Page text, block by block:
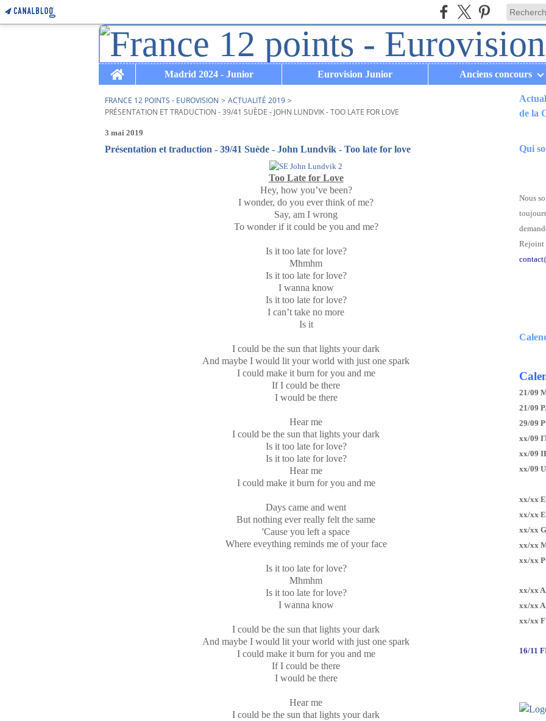
Home
Madrid 2024 - Junior Eurovision Junior Anciens concours
FRANCE 12 POINTS - EUROVISION > ACTUALITÉ 2019 >
PRÉSENTATION ET TRADUCTION - 39/41 SUÈDE - JOHN LUNDVIK - TOO LATE FOR LOVE
3 mai 2019
Présentation et traduction - 39/41 Suède - John Lundvik - Too late for love
Too Late for Love
Hey, how you’ve been?
I wonder, do you ever think of me?
Say, am I wrong
To wonder if it could be you and me?
Is it too late for love?
Mhmhm
Is it too late for love?
I wanna know
Is it too late for love?
I can’t take no more
Is it
I could be the sun that lights your dark
And maybe I would lit your world with just one spark
I could make it burn for you and me
If I could be there
I would be there
Hear me
I could be the sun that lights your dark
Is it too late for love?
Is it too late for love?
Hear me
I could make it burn for you and me
Days came and went
But nothing ever really felt the same
'Cause you left a space
Where eveything reminds me of your face
Is it too late for love?
Mhmhm
Is it too late for love?
I wanna know
I could be the sun that lights your dark
And maybe I would lit your world with just one spark
I could make it burn for you and me
If I could be there
I would be there
Hear me
I could be the sun that lights your dark
de la
Qui
Nous
Rejoint
21/09
21/09
29/09
xx/09
xx/09
xx/09
xx/xx
xx/xx
xx/xx
xx/xx
xx/xx
xx/xx
xx/xx
xx/xx
16/11